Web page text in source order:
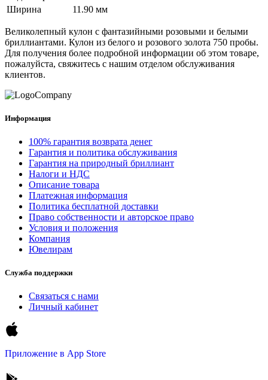
Ширина
11.90 мм
Великолепный кулон с фантазийными розовыми и белыми
бриллиантами. Кулон из белого и розового золота 750 пробы.
Для получения более подробной информации об этом товаре,
пожалуйста, свяжитесь с нашим отделом обслуживания
клиентов.
Информация
100% гарантия возврата денег
Гарантия и политика обслуживания
Гарантия на природный бриллиант
Налоги и НДС
Описание товара
Платежная информация
Политика бесплатной доставки
Право собственности и авторское право
Условия и положения
Компания
Ювелирам
Служба поддержки
Связаться с нами
Личный кабинет
Приложение в App Store